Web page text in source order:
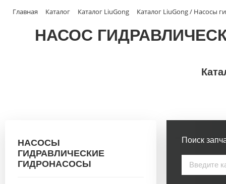
Главная Каталог Каталог LiuGong Каталог LiuGong / Насосы
НАСОС
НАСОСЫ
ГИДРАВЛИЧЕСКИЕ
ГИДРОНАСОСЫ
Поиск